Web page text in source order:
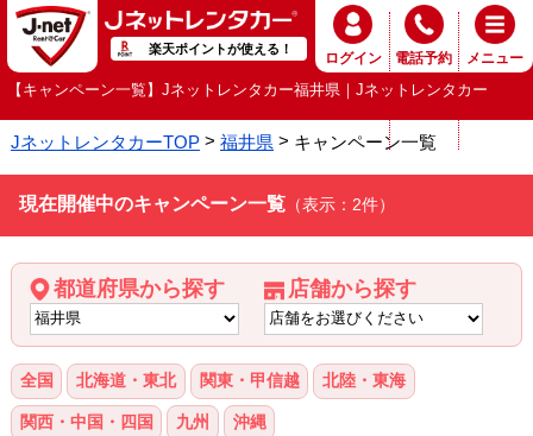
楽天ポイントが使える！
ログイン 電話予約 メニュー
【キャンペーン一覧】Jネットレンタカー福井県｜Jネットレンタカー
JネットレンタカーTOP 福井県 キャンペーン一覧
現在開催中のキャンペーン一覧（表示：2件）
都道府県から探す 店舗から探す
全国 北海道・東北 関東・甲信越 北陸・東海
関西・中国・四国 九州 沖縄